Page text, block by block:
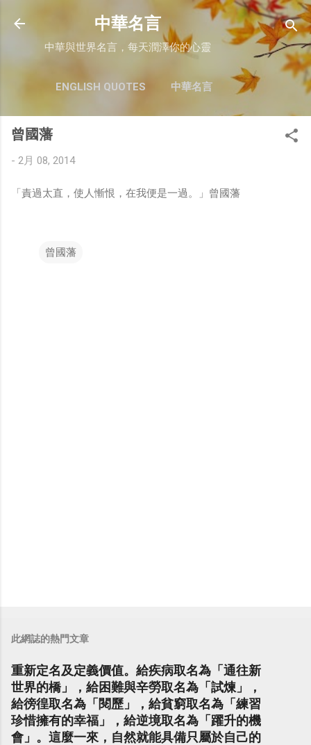
跳至主要內容
中華名言
中華與世界名言，每天潤澤你的心靈
ENGLISH QUOTES 中華名言
曾國藩
- 2月 08, 2014
「責過太直，使人慚恨，在我便是一過。」曾國藩
曾國藩
此網誌的熱門文章
重新定名及定義價值。給疾病取名為「通往新
世界的橋」，給困難與辛勞取名為「試煉」，
給徬徨取名為「閱歷」，給貧窮取名為「練習
珍惜擁有的幸福」，給逆境取名為「躍升的機
會」。這麼一來，自然就能具備只屬於自己的